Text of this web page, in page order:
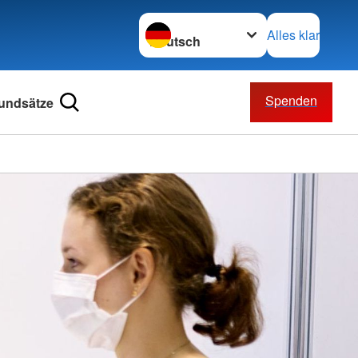
Sprache wechseln zu
Alles klar
Spenden